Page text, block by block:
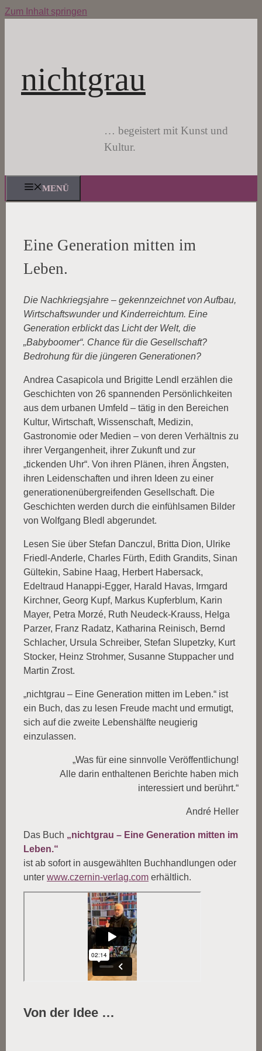
Zum Inhalt springen
nichtgrau
… begeistert mit Kunst und
Kultur.
MENÜ
Eine Generation mitten im
Leben.
Die Nachkriegsjahre – gekennzeichnet von Aufbau,
Wirtschaftswunder und Kinderreichtum. Eine
Generation erblickt das Licht der Welt, die
„Babyboomer“. Chance für die Gesellschaft?
Bedrohung für die jüngeren Generationen?
Andrea Casapicola und Brigitte Lendl erzählen die
Geschichten von 26 spannenden Persönlichkeiten
aus dem urbanen Umfeld – tätig in den Bereichen
Kultur, Wirtschaft, Wissenschaft, Medizin,
Gastronomie oder Medien – von deren Verhältnis zu
ihrer Vergangenheit, ihrer Zukunft und zur
„tickenden Uhr“. Von ihren Plänen, ihren Ängsten,
ihren Leidenschaften und ihren Ideen zu einer
generationenübergreifenden Gesellschaft. Die
Geschichten werden durch die einfühlsamen Bilder
von Wolfgang Bledl abgerundet.
Lesen Sie über Stefan Danczul, Britta Dion, Ulrike
Friedl-Anderle, Charles Fürth, Edith Grandits, Sinan
Gültekin, Sabine Haag, Herbert Habersack,
Edeltraud Hanappi-Egger, Harald Havas, Irmgard
Kirchner, Georg Kupf, Markus Kupferblum, Karin
Mayer, Petra Morzé, Ruth Neudeck-Krauss, Helga
Parzer, Franz Radatz, Katharina Reinisch, Bernd
Schlacher, Ursula Schreiber, Stefan Slupetzky, Kurt
Stocker, Heinz Strohmer, Susanne Stuppacher und
Martin Zrost.
„nichtgrau – Eine Generation mitten im Leben.“ ist
ein Buch, das zu lesen Freude macht und ermutigt,
sich auf die zweite Lebenshälfte neugierig
einzulassen.
„Was für eine sinnvolle Veröffentlichung!
Alle darin enthaltenen Berichte haben mich
interessiert und berührt.“
André Heller
Das Buch „nichtgrau – Eine Generation mitten im
Leben.“
ist ab sofort in ausgewählten Buchhandlungen oder
unter www.czernin-verlag.com erhältlich.
Von der Idee …